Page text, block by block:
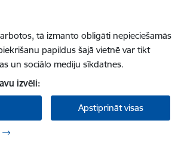
tā izmanto obligāti nepieciešamās
papildus šajā vietnē var tikt
un sociālo mediju sīkdatnes.
izvēli:
Apstiprināt visas